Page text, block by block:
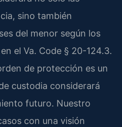
sino también
del menor según los
el Va. Code § 20-124.3.
de protección es un
custodia considerará
futuro. Nuestro
con una visión